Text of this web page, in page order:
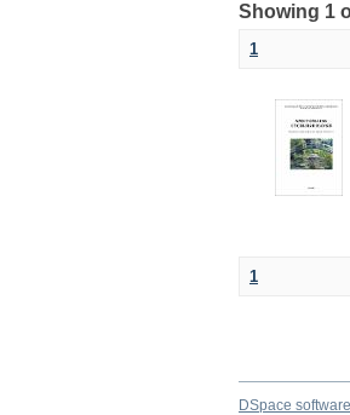
Showing 1
1
1
DSpace software